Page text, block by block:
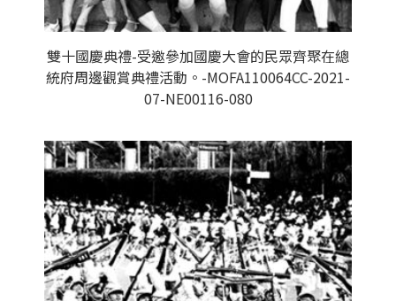
雙十國慶典禮-受邀參加國慶大會的民眾齊聚在總
統府周邊觀賞典禮活動。-MOFA110064CC-2021-
07-NE00116-080